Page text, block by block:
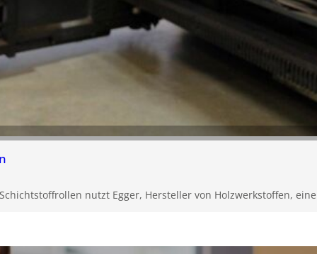
nutzt Egger, Hersteller von Holzwerkstoffen,